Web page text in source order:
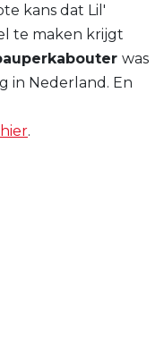
kans dat Lil'
te maken krijgt
was
in Nederland. En
.